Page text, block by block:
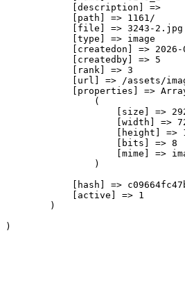
            [description] =>
            [path] => 1161/
            [file] => 3243-2.jpg
            [type] => image
[createdon] =>
            [createdby] => 5
            [rank] => 3
[url] => /assets/
[properties] =>
                (
[size] =>
[width] =>
[height] =>
                    [bits] => 8
[mime] =>
                )
[hash] =>
            [active] => 1
        )